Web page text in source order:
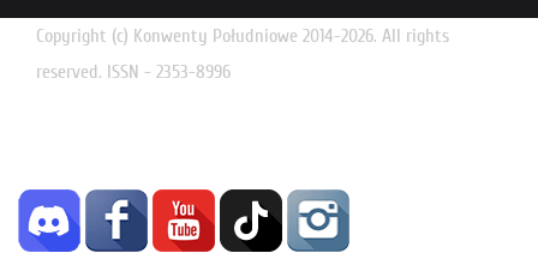
Copyright (c) Konwenty Południowe 2014-2026. All rights
reserved. ISSN - 2353-8996